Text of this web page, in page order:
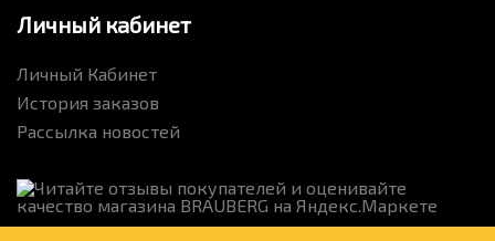
Личный кабинет
Личный Кабинет
История заказов
Рассылка новостей